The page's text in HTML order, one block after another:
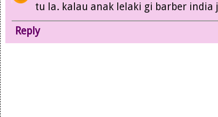
tu la. kalau anak lelaki gi barber india
Reply